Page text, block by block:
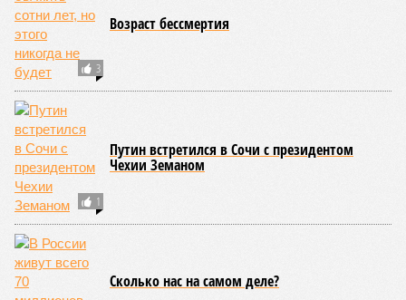
3
Возраст бессмертия
1
Путин встретился в Сочи с президентом
Чехии Земаном
Сколько нас на самом деле?